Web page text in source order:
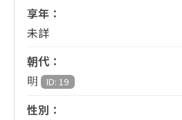
享年：
未詳
朝代：
明 ID: 19
性別：